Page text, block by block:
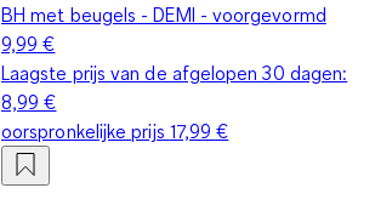
BH met beugels - DEMI - voorgevormd
9,99 €
Laagste prijs van de afgelopen 30 dagen:
8,99 €
oorspronkelijke prijs 17,99 €